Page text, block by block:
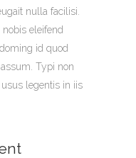
nulla facilisi.
eleifend
id quod
Typi non
legentis in iis